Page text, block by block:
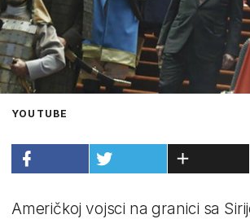
YOUTUBE
Američkoj vojsci na granici sa